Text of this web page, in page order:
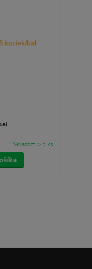
Skladom > 5 ks